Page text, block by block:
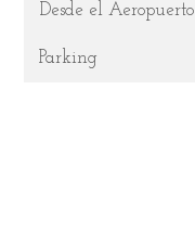
Desde el Aeropuerto
Parking